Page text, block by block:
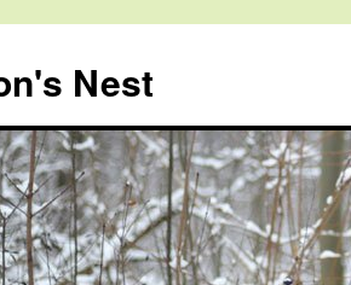
Nest